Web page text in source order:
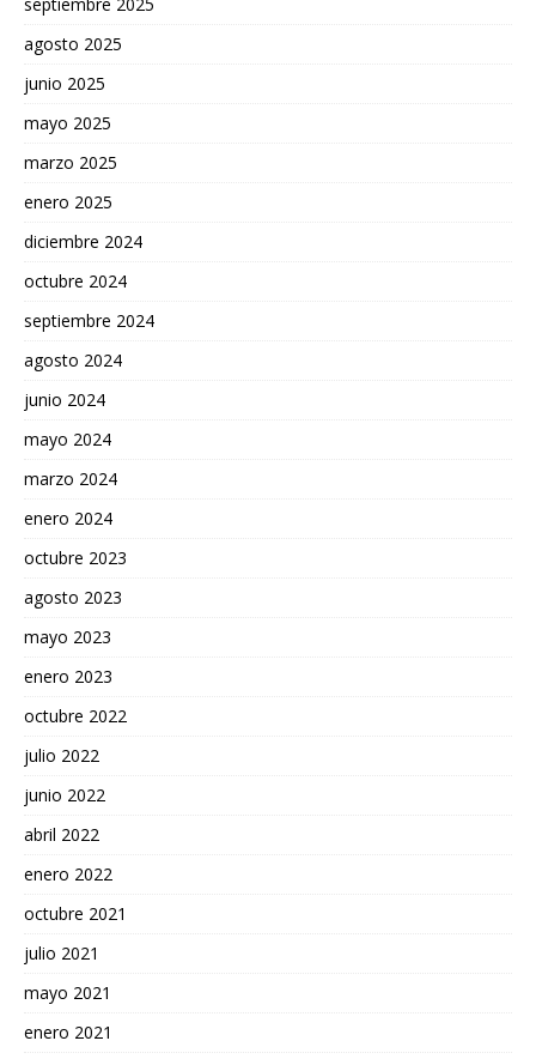
agosto 2025
junio 2025
mayo 2025
marzo 2025
enero 2025
diciembre 2024
octubre 2024
septiembre 2024
agosto 2024
junio 2024
mayo 2024
marzo 2024
enero 2024
octubre 2023
agosto 2023
mayo 2023
enero 2023
octubre 2022
julio 2022
junio 2022
abril 2022
enero 2022
octubre 2021
julio 2021
mayo 2021
enero 2021